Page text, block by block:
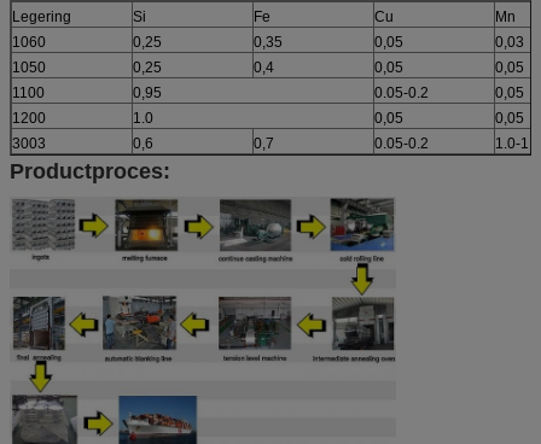
Legering Si Fe Cu
Mn
1060
0,25 0,35 0,05
0,03
1050
0,25 0,4 0,05
0,05
1100
0,95 0.05-0.2
0,05
1200
1.0 0,05
0,05
3003
0,6 0,7 0.05-0.2 1.0-1.5
Productproces: